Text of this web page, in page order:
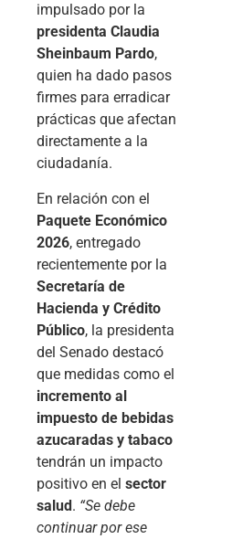
impulsado por la
presidenta Claudia
Sheinbaum Pardo,
quien ha dado pasos
firmes para erradicar
prácticas que afectan
directamente a la
ciudadanía.
En relación con el
Paquete Económico
2026, entregado
recientemente por la
Secretaría de
Hacienda y Crédito
Público, la presidenta
del Senado destacó
que medidas como el
incremento al
impuesto de bebidas
azucaradas y tabaco
tendrán un impacto
positivo en el sector
salud. “Se debe
continuar por ese